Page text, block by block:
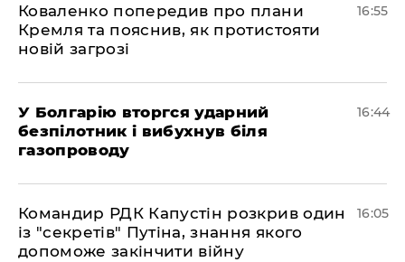
Коваленко попередив про плани
Кремля та пояснив, як протистояти
новій загрозі
16:55
У Болгарію вторгся ударний
безпілотник і вибухнув біля
газопроводу
16:44
Командир РДК Капустін розкрив один
із "секретів" Путіна, знання якого
допоможе закінчити війну
16:05